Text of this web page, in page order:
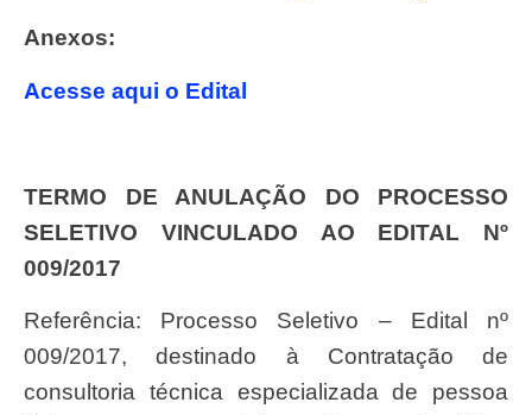
Anexos:
Acesse aqui o Edital
TERMO DE ANULAÇÃO DO PROCESSO
SELETIVO VINCULADO AO EDITAL Nº
009/2017
Referência: Processo Seletivo – Edital nº
009/2017, destinado à Contratação de
consultoria técnica especializada de pessoa